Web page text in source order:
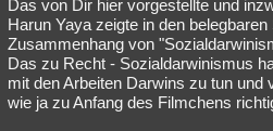
Das von Dir hier vorgestellte und
Harun Yaya zeigte in den
Zusammenhang von
Das zu Recht - Sozialdarwinismus
mit den Arbeiten Darwins zu tun
wie ja zu Anfang des Filmchens